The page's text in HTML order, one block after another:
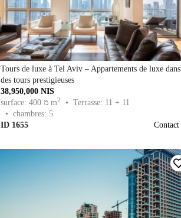
Tours de luxe à Tel Aviv – Appartements de luxe dans
des tours prestigieuses
38,950,000 NIS
surface: 400 מ m2
• Terrasse: 11 + 11
• chambres: 5
ID 1655
Contact